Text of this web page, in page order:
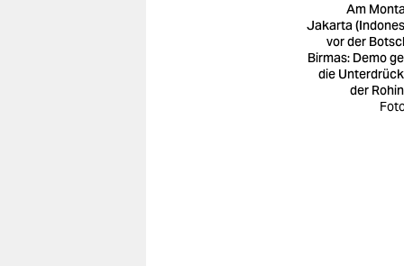
Am
Jakarta
vor der
Birmas: Demo
die
der